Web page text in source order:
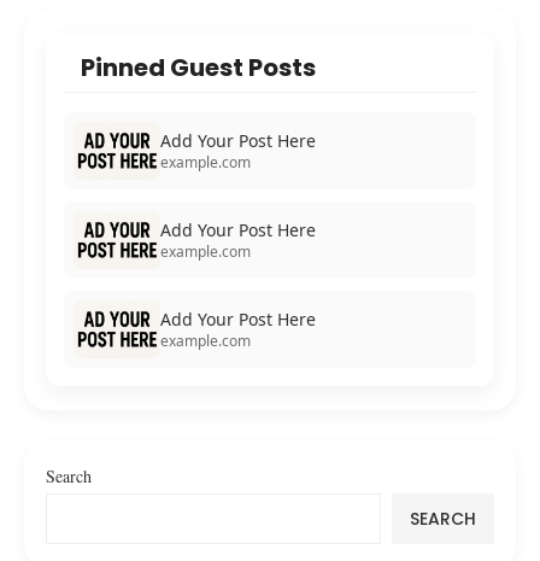
Pinned Guest Posts
Add Your Post Here
example.com
Add Your Post Here
example.com
Add Your Post Here
example.com
Search
SEARCH